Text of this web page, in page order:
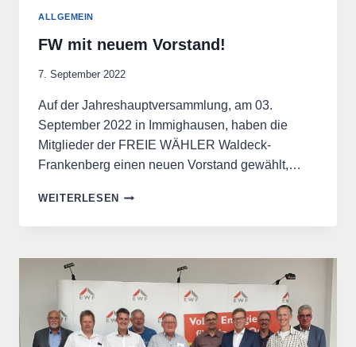
ALLGEMEIN
FW mit neuem Vorstand!
7. September 2022
Auf der Jahreshauptversammlung, am 03.
September 2022 in Immighausen, haben die
Mitglieder der FREIE WÄHLER Waldeck-
Frankenberg einen neuen Vorstand gewählt,…
WEITERLESEN
FW
NEUEM